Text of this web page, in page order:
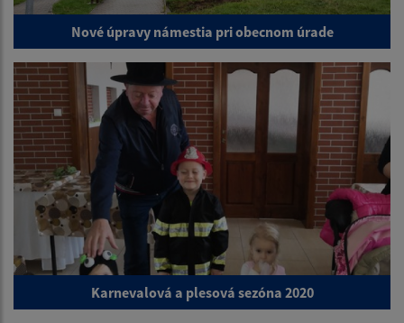
Nové úpravy námestia pri obecnom úrade
Karnevalová a plesová sezóna 2020